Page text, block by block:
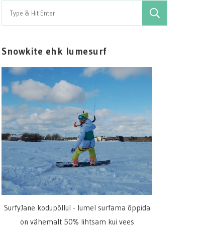
Search
for:
Snowkite ehk lumesurf
SurfyJane kodupõllul - lumel surfama õppida
on vähemalt 50% lihtsam kui vees